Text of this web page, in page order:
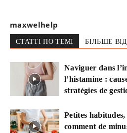
maxwelhelp
СТАТТІ ПО ТЕМІ БІЛЬШЕ
Naviguer dans
l’histamine :
stratégies de
Petites
comment de